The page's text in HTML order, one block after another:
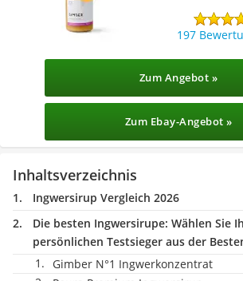
197
Zum Angebot »
Zum Ebay-Angebot »
Inhaltsverzeichnis
Ingwersirup Vergleich 2026
Die besten Ingwersirupe: Wählen Sie
persönlichen Testsieger aus der
Gimber N°1 Ingwerkonzentrat